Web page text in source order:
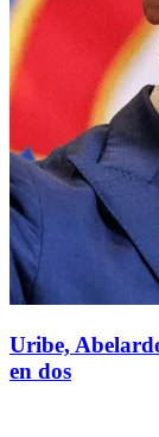
Uribe,
en dos